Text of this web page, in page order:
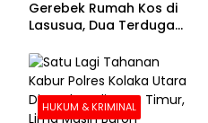
Gerebek Rumah Kos di
Lasusua, Dua Terduga
HUKUM & KRIMINAL